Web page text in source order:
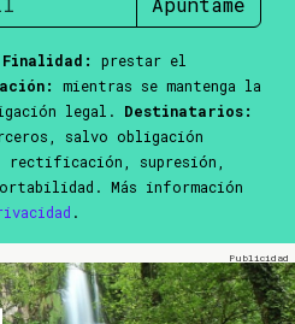
Finalidad:
prestar el
mientras se mantenga la
legal. Destinatarios:
salvo obligación
rectificación, supresión,
Más información
.